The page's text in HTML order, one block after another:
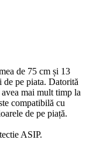
de 75 cm și 13
pe piata. Datorită
mai mult timp la
compatibilă cu
de pe piață.
ASIP.